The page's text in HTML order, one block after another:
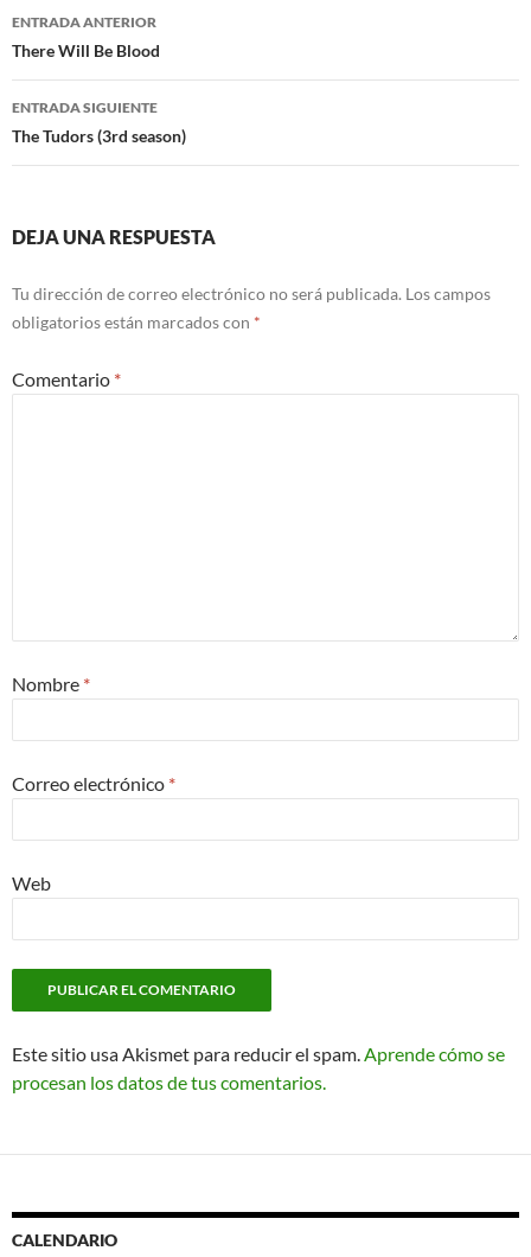
Navegación
de
entradas
ENTRADA ANTERIOR
There Will Be Blood
ENTRADA SIGUIENTE
The Tudors (3rd season)
DEJA UNA RESPUESTA
Tu dirección de correo electrónico no será publicada. Los campos
obligatorios están marcados con *
Comentario *
Nombre *
Correo electrónico *
Web
Este sitio usa Akismet para reducir el spam.Aprende cómo se
procesan los datos de tus comentarios.
CALENDARIO